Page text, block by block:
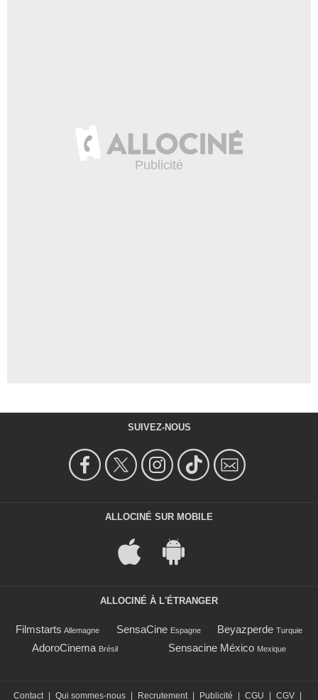
SUIVEZ-NOUS
ALLOCINÉ SUR MOBILE
ALLOCINÉ À L'ÉTRANGER
Filmstarts Allemagne SensaCine Espagne Beyazperde Turquie
AdoroCinema Brésil Sensacine México Mexique
Contact Qui sommes-nous Recrutement Publicité CGU CGV